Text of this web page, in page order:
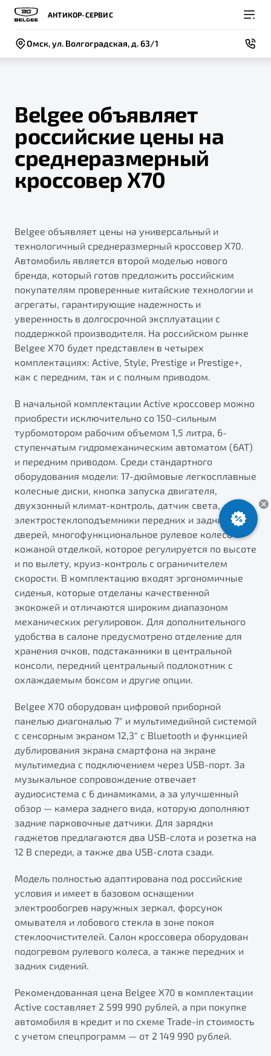
АНТИКОР-СЕРВИС
Омск, ул. Волгоградская, д. 63/1
Модели
Новый
X50+
Яркий кроссовер
от 2 219 990 ₽*
Обзор В наличии
S50
Элегантный и практичный седан
от 1 699 990 ₽*
Обзор В наличии
X70
Универсальный кроссовер
от 2 499 990 ₽*
Обзор В наличии
Покупателям
ВЫБОР И ПОКУПКА
Автомобили в наличии
Записаться на тест-драйв
ФИНАНСЫ И УСЛУГИ
Автокредит
Трейд-ин
Страхование
Расчет КАСКО
Узнайте о специальных выгодах при покупке
автомобиля Belgee
Подробно
Автомобили в наличии
Тест-драйв
Автокредит
Спецпредложения
Владельцам
СЕРВИС
Записаться на сервис
Техническое обслуживание
Калькулятор ТО
Гарантия Belgee
Клиентская поддержка
Помощь на дорогах
Belgee Плюс
Реферальная программа
Будьте еще более уверены на дорогах с программой
"Помощь на дорогах"
Преимущества программы
Запись на сервис
Калькулятор ТО
Клиентская поддержка
О компании
СОБЫТИЯ
Новости
BELGEE В РОССИИ
О бренде
О дилерском центре
Правовая информация
Belgee объявляет
российские цены на
среднеразмерный
кроссовер X70
Belgee объявляет цены на универсальный и
технологичный среднеразмерный кроссовер X70.
Автомобиль является второй моделью нового
бренда, который готов предложить российским
покупателям проверенные китайские технологии и
агрегаты, гарантирующие надежность и
уверенность в долгосрочной эксплуатации с
поддержкой производителя. На российском рынке
Belgee X70 будет представлен в четырех
комплектациях: Active, Style, Prestige и Prestige+,
как с передним, так и с полным приводом.
В начальной комплектации Active кроссовер можно
приобрести исключительно со 150-сильным
турбомотором рабочим объемом 1,5 литра, 6-
ступенчатым гидромеханическим автоматом (6АТ)
и передним приводом. Среди стандартного
оборудования модели: 17-дюймовые легкосплавные
колесные диски, кнопка запуска двигателя,
двухзонный климат-контроль, датчик света,
электростеклоподъемники передних и задних
дверей, многофункциональное рулевое колесо с
кожаной отделкой, которое регулируется по высоте
и по вылету, круиз-контроль с ограничителем
скорости. В комплектацию входят эргономичные
сиденья, которые отделаны качественной
экокожей и отличаются широким диапазоном
механических регулировок. Для дополнительного
удобства в салоне предусмотрено отделение для
хранения очков, подстаканники в центральной
консоли, передний центральный подлокотник с
охлаждаемым боксом и другие опции.
Belgee X70 оборудован цифровой приборной
панелью диагональю 7" и мультимедийной системой
с сенсорным экраном 12,3" с Bluetooth и функцией
дублирования экрана смартфона на экране
мультимедиa с подключением через USB-порт. За
музыкальное сопровождение отвечает
аудиосистема с 6 динамиками, а за улучшенный
обзор — камера заднего вида, которую дополняют
задние парковочные датчики. Для зарядки
гаджетов предлагаются два USB-слота и розетка на
12 В спереди, а также два USB-слота сзади.
Модель полностью адаптирована под российские
условия и имеет в базовом оснащении
электрообогрев наружных зеркал, форсунок
омывателя и лобового стекла в зоне покоя
стеклоочистителей. Салон кроссовера оборудован
подогревом рулевого колеса, а также передних и
задних сидений.
Рекомендованная цена Belgee X70 в комплектации
Active составляет 2 599 990 рублей, а при покупке
автомобиля в кредит и по схеме Trade-in стоимость
с учетом спецпрограмм — от 2 149 990 рублей.